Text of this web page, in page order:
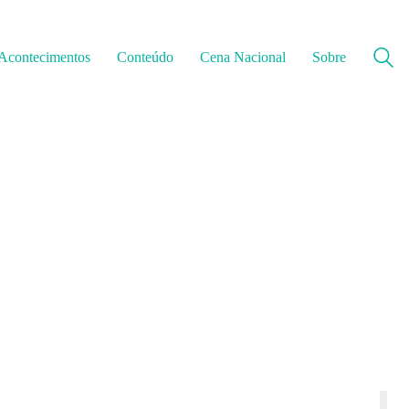
Conteúdo Cena Nacional Sobre